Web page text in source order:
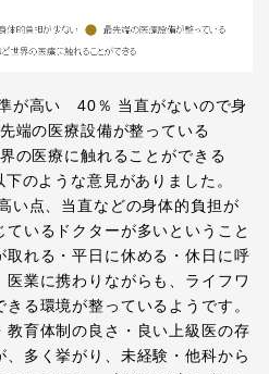
が高い 40％ 当直がないので身
端の医療設備が整っている
の医療に触れることができる
のような意見がありました。
い点、当直などの身体的負担が
いるドクターが多いということ
れる・平日に休める・休日に呼
業に携わりながらも、ライフワ
る環境が整っているようです。
教育体制の良さ・良い上級医の存
多く挙がり、未経験・他科から